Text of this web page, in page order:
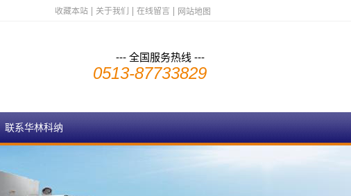
收藏本站 关于我们 在线留言 网站地图
--- 全国服务热线 ---
0513-87733829
联系华林科纳